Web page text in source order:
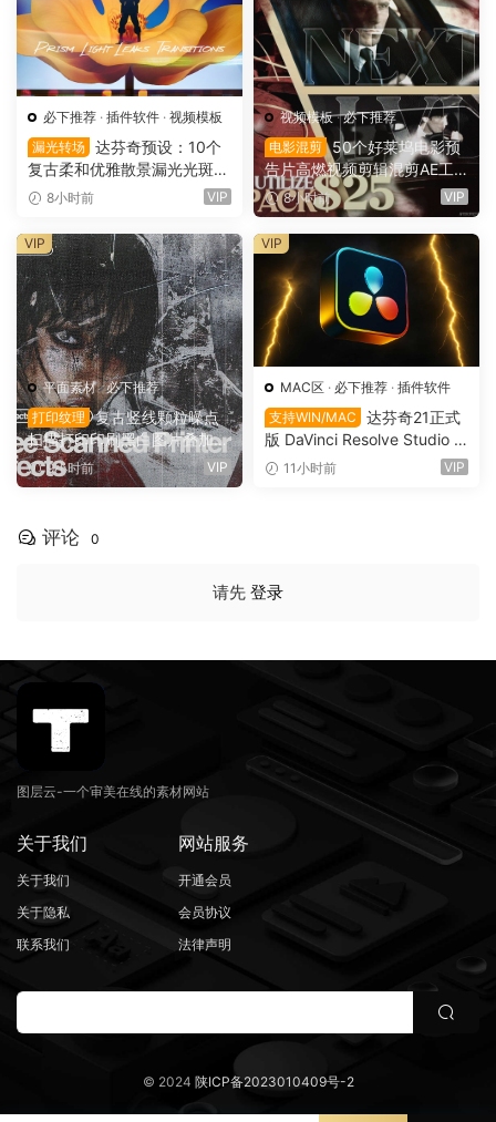
必下推荐 · 插件软件 · 视频模板
漏光转场 达芬奇预设：10个
复古柔和优雅散景漏光光斑划
痕纹理叠加4K无缝转场过渡
8小时前 VIP
视频模板·必下推荐
电影混剪
50个好莱坞电影预
告片高燃视频剪辑混剪AE工
程项目文件+AE预设+叠加层
+视频教程 UTILIZE NEXTLV
L PACK（16780）
8小时前 VIP
平面素材·必下推荐
打印纹理
复古竖线颗粒噪点
扫描打印印刷黑白图片叠加滤
镜PAT 图案纹理+PS动作+GR
D 渐变预设 Züli – +10 Scann
9）
9小时前 VIP
VIP
MAC区 · 必下推荐 · 插件软件
支持WIN/MAC
达芬奇21正式
版 DaVinci Resolve Studio 2
1.0.4 支持Win/Mac（9736）
11小时前 VIP
VIP
评论 0
请先 登录
图层云-一个审美在线的素材网站
关于我们
关于我们
关于隐私
联系我们
网站服务
开通会员
会员协议
法律声明
© 2024 陕ICP备2023010409号-2